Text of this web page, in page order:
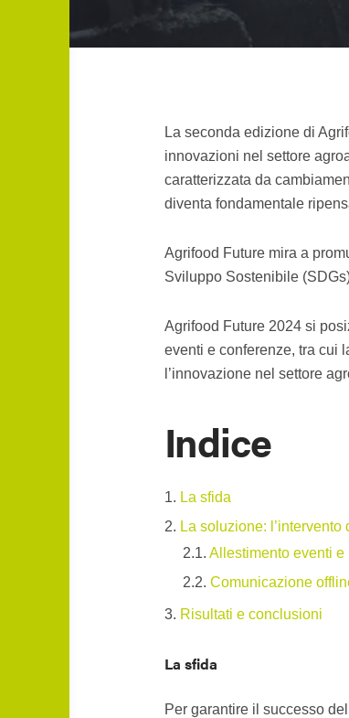
La seconda edizione di
innovazioni nel settore
caratterizzata da
diventa fondamentale
Agrifood Future mira a
Sviluppo Sostenibile
Agrifood Future 2024 si
eventi e conferenze, tra cui
l’innovazione nel settore
Indice
La sfida
La soluzione:
Allestimento eventi e
Comunicazione
Risultati e conclusioni
La sfida
Per garantire il successo